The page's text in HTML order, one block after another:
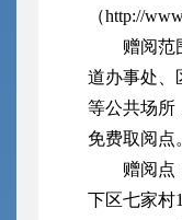
（http://
赠阅范
道办事处、
等公共场所
免费取阅点
赠阅点
下区七家村